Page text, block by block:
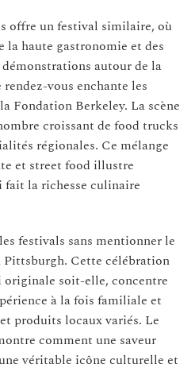
offre un festival similaire, où
la haute gastronomie et des
autour de la
vous enchante les
Fondation Berkeley. La scène
croissant de food trucks
régionales. Ce mélange
et street food illustre
la richesse culinaire
festivals sans mentionner le
Cette célébration
soit-elle, concentre
à la fois familiale et
produits locaux variés. Le
comment une saveur
véritable icône culturelle et